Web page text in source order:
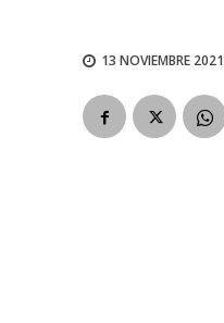
13 NOVIEMBRE 2021